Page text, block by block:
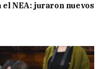
NEA: juraron nuevos